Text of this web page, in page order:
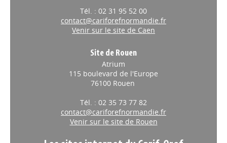
Tél. : 02 31 95 52 00
contact@cariforefnormandie.fr
Venir sur le site de Caen
Site de Rouen
Atrium
115 boulevard de l'Europe
76100 Rouen
Tél. : 02 35 73 77 82
contact@cariforefnormandie.fr
Venir sur le site de Rouen